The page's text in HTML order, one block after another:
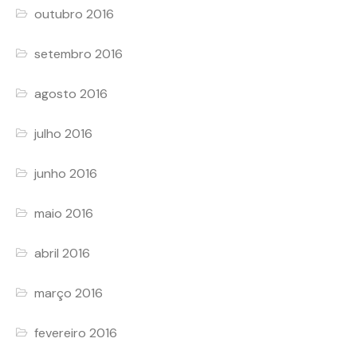
outubro 2016
setembro 2016
agosto 2016
julho 2016
junho 2016
maio 2016
abril 2016
março 2016
fevereiro 2016